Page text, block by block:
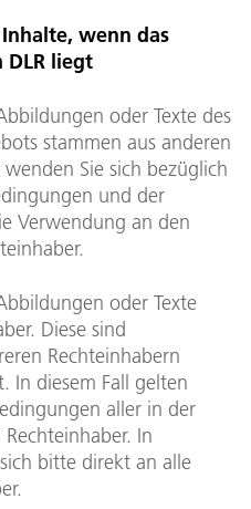
wenn das
DLR liegt
oder Texte des
stammen aus anderen
Sie sich bezüglich
und der
Verwendung an den
oder Texte
Diese sind
Rechteinhabern
In diesem Fall gelten
aller in der
In
bitte direkt an alle